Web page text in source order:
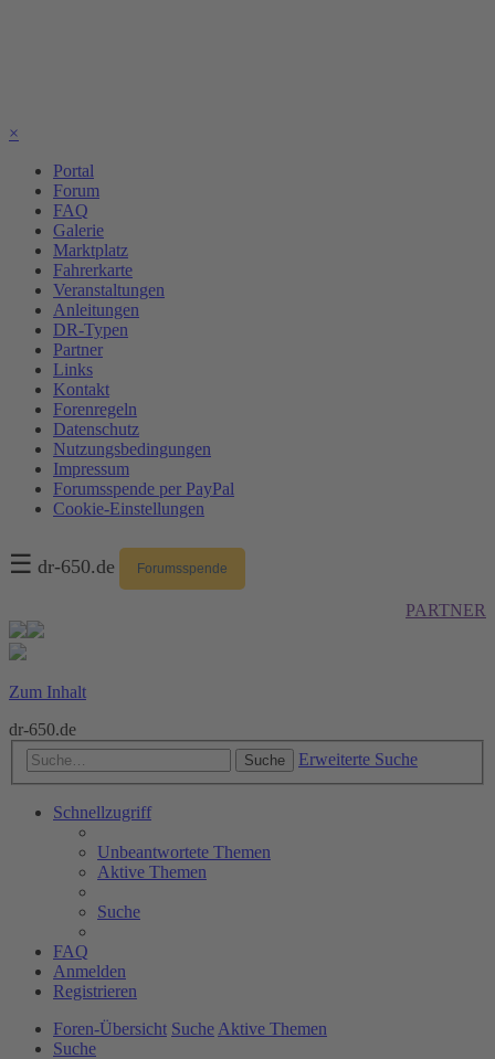
×
Portal
Forum
FAQ
Galerie
Marktplatz
Fahrerkarte
Veranstaltungen
Anleitungen
DR-Typen
Partner
Links
Kontakt
Forenregeln
Datenschutz
Nutzungsbedingungen
Impressum
Forumsspende per PayPal
Cookie-Einstellungen
☰ dr-650.de Forumsspende
PARTNER
Zum Inhalt
dr-650.de
Suche Erweiterte Suche
Schnellzugriff
Unbeantwortete Themen
Aktive Themen
Suche
FAQ
Anmelden
Registrieren
Foren-Übersicht Suche Aktive Themen
Suche